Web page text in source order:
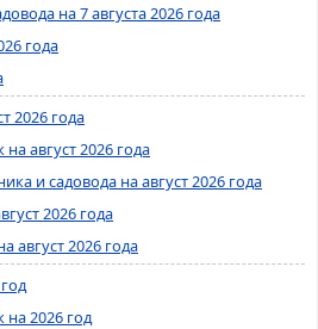
на 7 августа 2026 года
года
2026 года
август 2026 года
и садовода на август 2026 года
2026 года
август 2026 года
2026 год